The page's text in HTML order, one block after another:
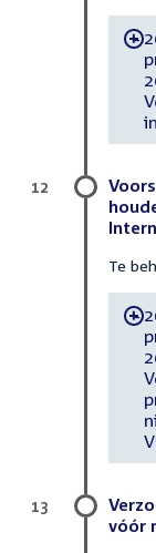
-
Te
-
12
vóór
13